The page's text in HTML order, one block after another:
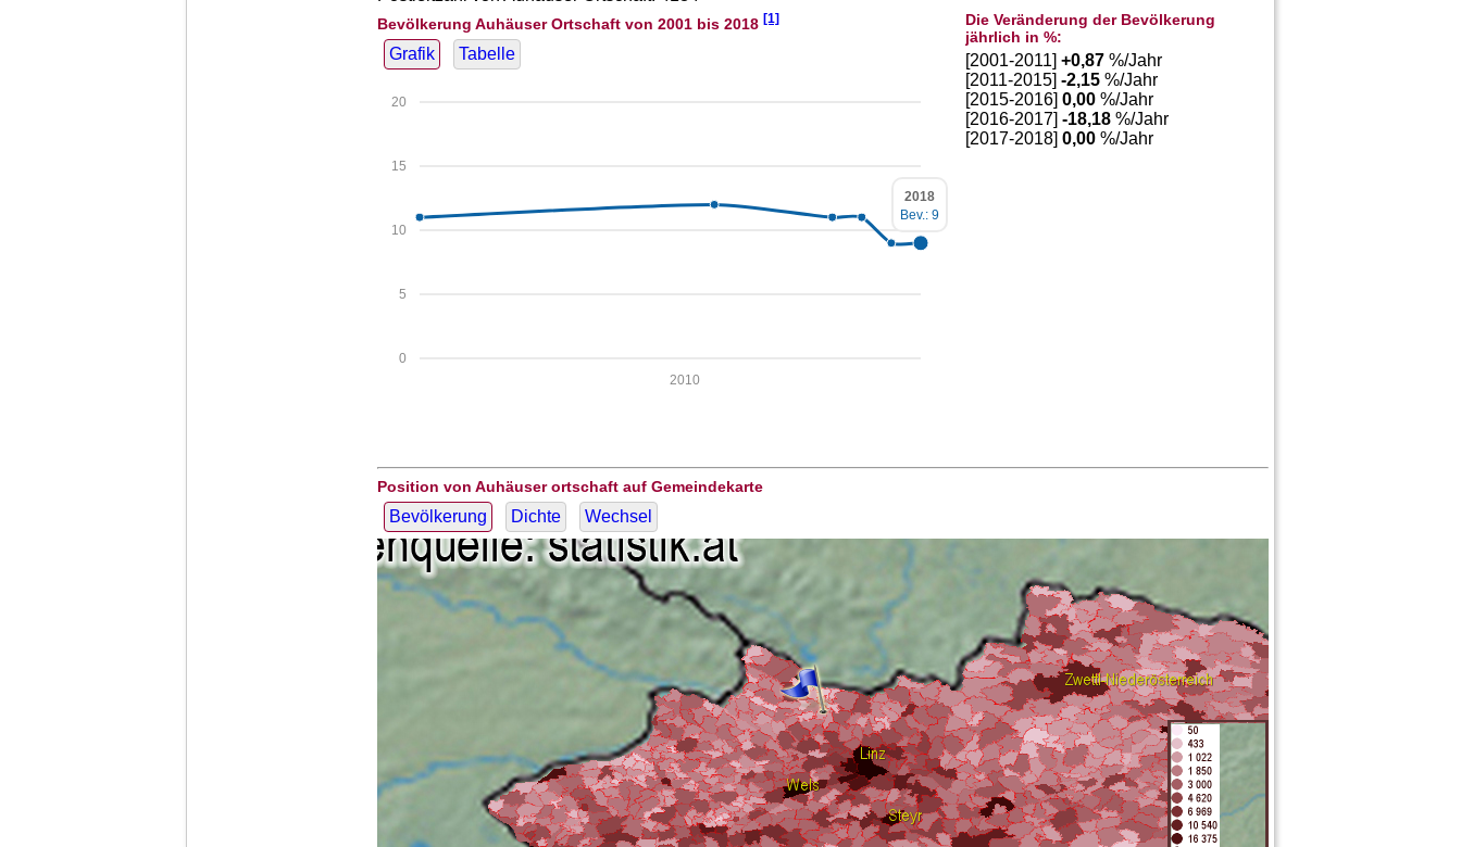
Bevölkerung Auhäuser Ortschaft von 2001 bis 2018 [1]
Grafik Tabelle
0
5
10
15
20
2010
2018
Bev.: 9
Die Veränderung der Bevölkerung
jährlich in %:
[2001-2011]+0,87 %/Jahr
[2011-2015]-2,15 %/Jahr
[2015-2016]0,00 %/Jahr
[2016-2017]-18,18 %/Jahr
[2017-2018]0,00 %/Jahr
Position von Auhäuser ortschaft auf Gemeindekarte
Bevölkerung Dichte Wechsel